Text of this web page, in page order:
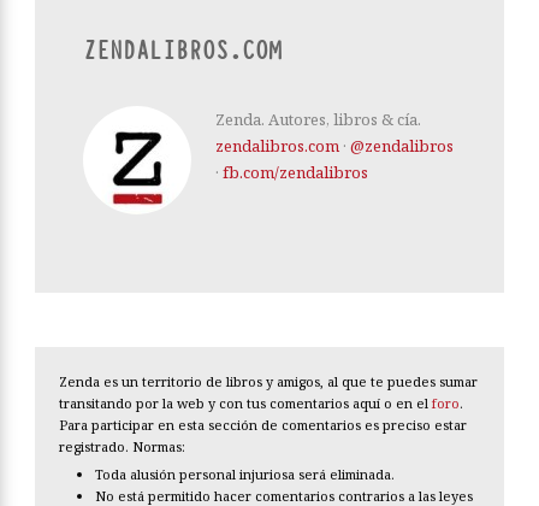
ZENDALIBROS.COM
Zenda. Autores, libros & cía.
zendalibros.com · @zendalibros
· fb.com/zendalibros
Zenda es un territorio de libros y amigos, al que te puedes sumar
transitando por la web y con tus comentarios aquí o en el foro.
Para participar en esta sección de comentarios es preciso estar
registrado. Normas:
Toda alusión personal injuriosa será eliminada.
No está permitido hacer comentarios contrarios a las leyes